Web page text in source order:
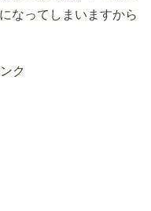
なってしまいますから
ク